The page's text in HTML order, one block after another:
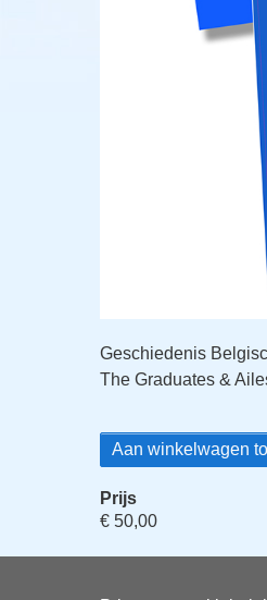
Geschiedenis
The Graduates &
Prijs
€ 50,00